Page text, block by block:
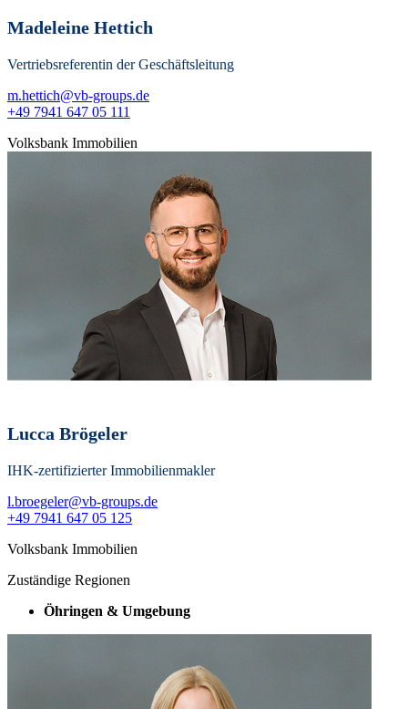
Madeleine Hettich
Vertriebsreferentin der Geschäftsleitung
m.hettich@vb-groups.de
+49 7941 647 05 111
Volksbank Immobilien
Lucca Brögeler
IHK-zertifizierter Immobilienmakler
l.broegeler@vb-groups.de
+49 7941 647 05 125
Volksbank Immobilien
Zuständige Regionen
Öhringen & Umgebung